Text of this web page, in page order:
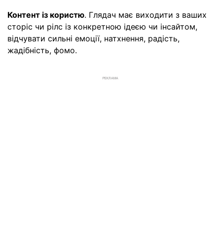
Контент із користю. Глядач має виходити з ваших
сторіс чи рілс із конкретною ідеєю чи інсайтом,
відчувати сильні емоції, натхнення, радість,
жадібність, фомо.
РЕКЛАМА